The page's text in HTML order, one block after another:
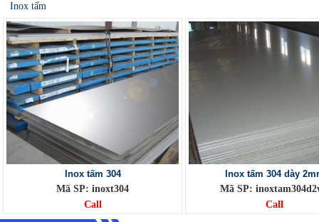
Inox tấm
Inox tấm 304
Mã SP: inoxt304
Call
Inox tấm 304 dày
Mã SP:
Call